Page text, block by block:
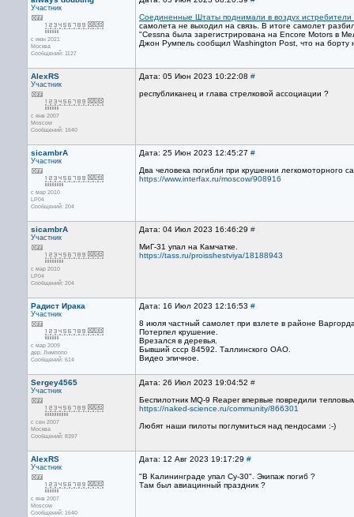
Участник
с июн 2021
Москва
Сообщений: 1127
Соединенные Штаты поднимали в воздух истребители
самолета не выходил на связь. В итоге самолет
"Cessna была зарегистрирована на Encore Motors в
Джон Румпель сообщил Washington Post, что на борту
AlexRS
Участник
с янв 2007
Moscow
Сообщений: 1640
Дата: 05 Июн 2023 10:22:08 #
республиканец и глава стрелковой ассоциации ?
sicambrA
Участник
с мар 2010
LP04
Сообщений: 204
Дата: 25 Июн 2023 12:45:27 #
Два человека погибли при крушении легкомоторного
https://www.interfax.ru/moscow/908916
sicambrA
Участник
с мар 2010
LP04
Сообщений: 204
Дата: 04 Июл 2023 16:46:29 #
МиГ-31 упал на Камчатке.
https://tass.ru/proisshestviya/18188943
Радист Ирака
Участник
с мар 2009
дер. Лимпопо
Сообщений: 614
Дата: 16 Июл 2023 12:16:53 #
8 июля частный самолет при взлете в районе
Потерпел крушение.
Врезался в деревья.
Бывший ссср 84592. Таллинского ОАО.
Видео эпичное.
Sergey4565
Участник
с сен 2007
Москва
Сообщений: 8397
Дата: 26 Июл 2023 19:04:52 #
Беспилотник MQ-9 Reaper впервые повредили
https://naked-science.ru/community/866301
Любят наши пилоты поглумиться над пендосами :-)
AlexRS
Участник
с янв 2007
Moscow
Сообщений: 1640
Дата: 12 Авг 2023 19:17:29 #
"В Калининграде упал Су-30". Экипаж погиб ?
Там был авиацинный праздник ?